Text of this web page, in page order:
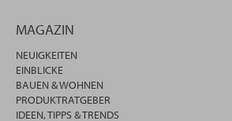
MAGAZIN
NEUIGKEITEN
EINBLICKE
BAUEN & WOHNEN
PRODUKTRATGEBER
IDEEN, TIPPS & TRENDS